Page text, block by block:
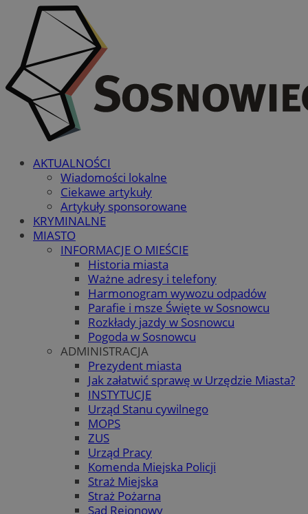
AKTUALNOŚCI
Wiadomości lokalne
Ciekawe artykuły
Artykuły sponsorowane
KRYMINALNE
MIASTO
INFORMACJE O MIEŚCIE
Historia miasta
Ważne adresy i telefony
Harmonogram wywozu odpadów
Parafie i msze Święte w Sosnowcu
Rozkłady jazdy w Sosnowcu
Pogoda w Sosnowcu
ADMINISTRACJA
Prezydent miasta
Jak załatwić sprawę w Urzędzie Miasta?
INSTYTUCJE
Urząd Stanu cywilnego
MOPS
ZUS
Urząd Pracy
Komenda Miejska Policji
Straż Miejska
Straż Pożarna
Sąd Rejonowy